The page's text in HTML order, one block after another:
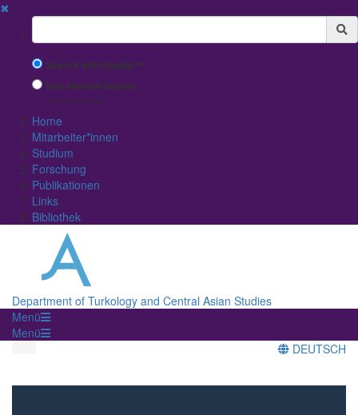
✖
Suchbegriff
Search with Google™
Use Internal Search
(limited result quality)
Home
Mitarbeiter*innen
Studium
Forschung
Publikationen
Links
Bibliothek
Department of Turkology and Central Asian Studies
Menü
Menü
DEUTSCH